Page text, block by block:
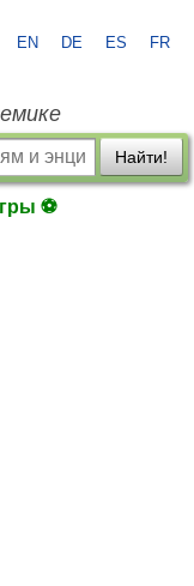
EN DE ES FR
Найти!
⚽